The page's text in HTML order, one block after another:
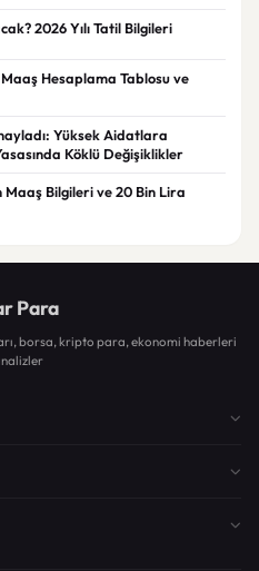
2026 Yılı Tatil Bilgileri
Hesaplama Tablosu ve
Yüksek Aidatlara
Köklü Değişiklikler
Maaş Bilgileri ve 20 Bin Lira
Para
borsa, kripto para, ekonomi haberleri